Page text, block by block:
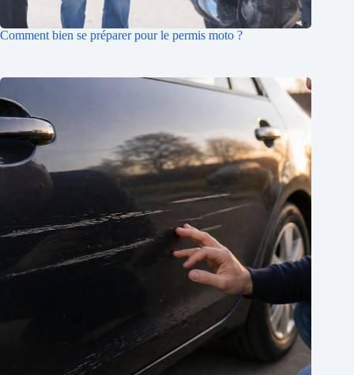
Comment bien se préparer pour le permis moto ?